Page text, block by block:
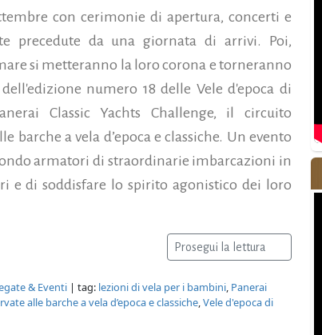
con cerimonie di apertura, concerti e
precedute da una giornata di arrivi. Poi,
si metteranno la loro corona e torneranno
numero 18 delle Vele d'epoca di
Classic Yachts Challenge, il circuito
barche a vela d’epoca e classiche. Un evento
armatori di straordinarie imbarcazioni in
e di soddisfare lo spirito agonistico dei loro
Prosegui la lettura
& Eventi | tag: lezioni di vela per i bambini, Panerai
alle barche a vela d’epoca e classiche,Vele d'epoca di